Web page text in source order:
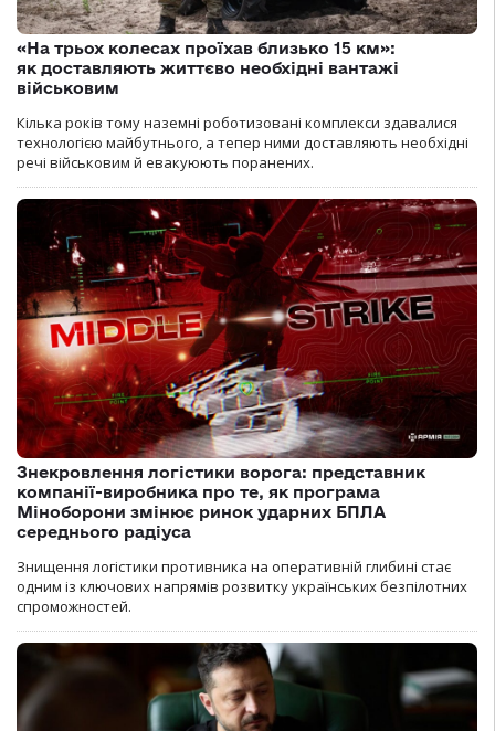
«На трьох колесах проїхав близько 15 км»:
як доставляють життєво необхідні вантажі
військовим
Кілька років тому наземні роботизовані комплекси здавалися
технологією майбутнього, а тепер ними доставляють необхідні
речі військовим й евакуюють поранених.
Знекровлення логістики ворога: представник
компанії-виробника про те, як програма
Міноборони змінює ринок ударних БПЛА
середнього радіуса
Знищення логістики противника на оперативній глибині стає
одним із ключових напрямів розвитку українських безпілотних
спроможностей.